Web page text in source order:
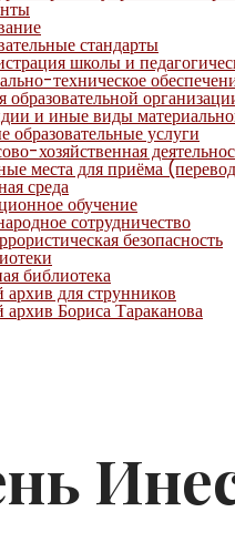
стандарты
школы и
техническое
образовательной
и иные виды
образовательные услуги
хозяйственная
места для приёма
среда
обучение
сотрудничество
безопасность
библиотека
для струнников
Бориса Тараканова